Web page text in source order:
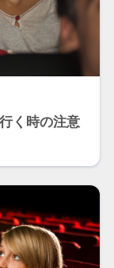
く時の注意